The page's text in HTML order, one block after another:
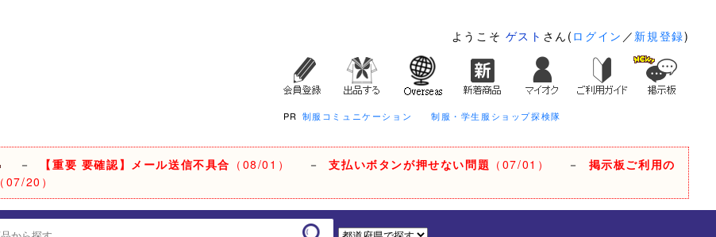
ようこそ ゲスト さん( ログイン ／ 新規登録)
PR 制服コミュニケーション 制服・学生服ショップ探検隊
－ 【重要 要確認】メール送信不具合 （08/01） －支払いボタンが押せない問題 （07/01） － 掲示板ご利用の
（07/20）